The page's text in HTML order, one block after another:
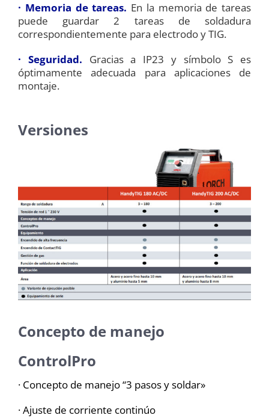
· Memoria de tareas. En la memoria de tareas
puede guardar 2 tareas de soldadura
correspondientemente para electrodo y TIG.
· Seguridad.
Gracias a IP23 y símbolo S es
óptimamente adecuada para aplicaciones de
montaje.
Versiones
Concepto de manejo
ControlPro
· Concepto de manejo “3 pasos y soldar»
· Ajuste de corriente continúo